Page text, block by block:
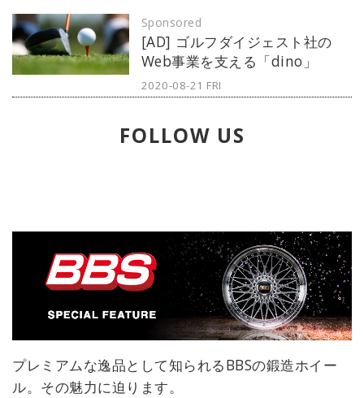
ブランドに「ターボ」が存在するこ
との大切さを、改めて強く思い知ら
されることになった。たとえほとん
どみんながターボ付きになっちゃっ
／ポルシェA.G.）※本連載はMotor
Magazine誌の取材余話です。
[AD] ゴルフダイジェスト社の
Web事業を支える「dino」
Sponsored
2020-08-21 FRI
FOLLOW US
プレミアムな逸品として知られるBBSの鍛造ホイー
ル。その魅力に迫ります。